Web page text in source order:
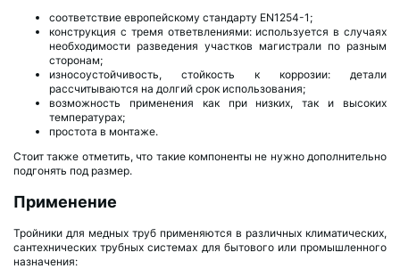
соответствие европейскому стандарту EN1254-1;
конструкция с тремя ответвлениями: используется в случаях
необходимости разведения участков магистрали по разным
сторонам;
износоустойчивость, стойкость к коррозии: детали
рассчитываются на долгий срок использования;
возможность применения как при низких, так и высоких
температурах;
простота в монтаже.
Стоит также отметить, что такие компоненты не нужно дополнительно
подгонять под размер.
Применение
Тройники для медных труб применяются в различных климатических,
сантехнических трубных системах для бытового или промышленного
назначения: